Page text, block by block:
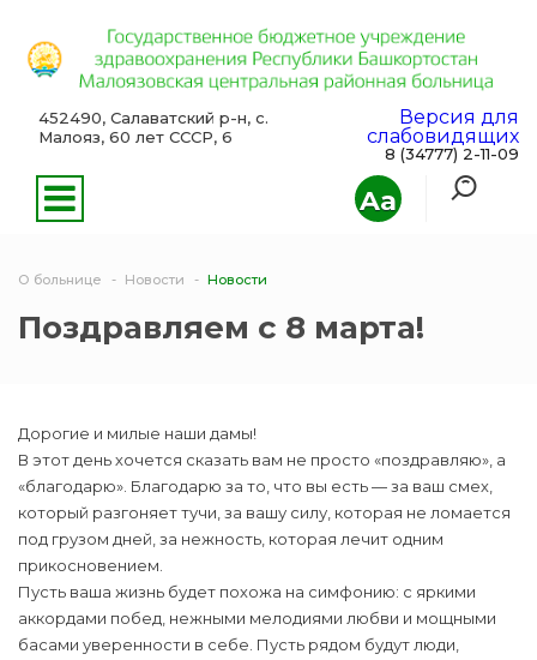
Aa
452490, Салаватский р-н, с.
Малояз, 60 лет СССР, 6
Версия для
слабовидящих
8 (34777) 2-11-09
О больнице Новости Новости
Поздравляем с 8 марта!
Дорогие и милые наши дамы!
В этот день хочется сказать вам не просто «поздравляю», а
«благодарю». Благодарю за то, что вы есть — за ваш смех,
который разгоняет тучи, за вашу силу, которая не ломается
под грузом дней, за нежность, которая лечит одним
прикосновением.
Пусть ваша жизнь будет похожа на симфонию: с яркими
аккордами побед, нежными мелодиями любви и мощными
басами уверенности в себе. Пусть рядом будут люди,